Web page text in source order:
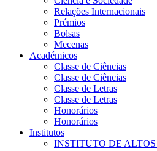
Relações Internacionais
Prémios
Bolsas
Mecenas
Académicos
Classe de Ciências
Classe de Ciências
Classe de Letras
Classe de Letras
Honorários
Honorários
Institutos
INSTITUTO DE ALTOS